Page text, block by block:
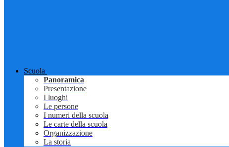
Scuola
Panoramica
Presentazione
I luoghi
Le persone
I numeri della scuola
Le carte della scuola
Organizzazione
La storia